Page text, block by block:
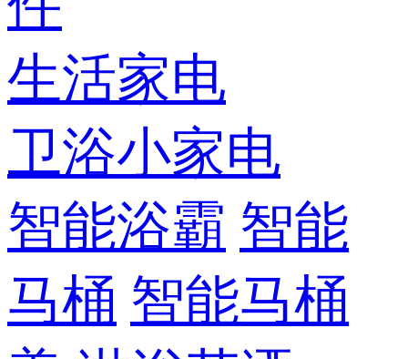
生活家电
卫浴小家电
智能浴霸 智能
马桶 智能马桶